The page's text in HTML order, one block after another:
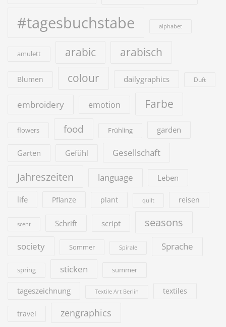
#tagesbuchstabe
alphabet
amulett arabic arabisch
Blumen colour dailygraphics Duft
embroidery emotion Farbe
flowers food Frühling garden
Garten Gefühl Gesellschaft
Jahreszeiten language Leben
life Pflanze plant quilt reisen
scent Schrift script seasons
society Sommer Spirale Sprache
spring sticken summer
tageszeichnung Textile Art Berlin textiles
travel zengraphics